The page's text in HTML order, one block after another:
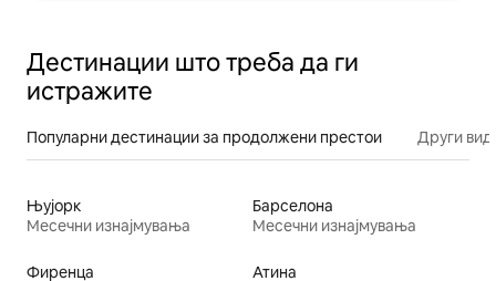
Дестинации што треба да ги
истражите
Популарни дестинации за продолжени престои Други
Њујорк
Месечни изнајмувања
Барселона
Месечни изнајмувања
Фиренца
Атина